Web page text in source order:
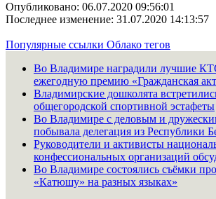
Опубликовано: 06.07.2020 09:56:01
Последнее изменение: 31.07.2020 14:13:57
Популярные ссылки Облако тегов
Во Владимире наградили лучшие
ежегодную премию «Гражданская
Владимирские дошколята
общегородской спортивной эстафеты
Во Владимире с деловым и
побывала делегация из Республики
Руководители и активисты
конфессиональных организаций
Во Владимире состоялись съёмки
«Катюшу» на разных языках»